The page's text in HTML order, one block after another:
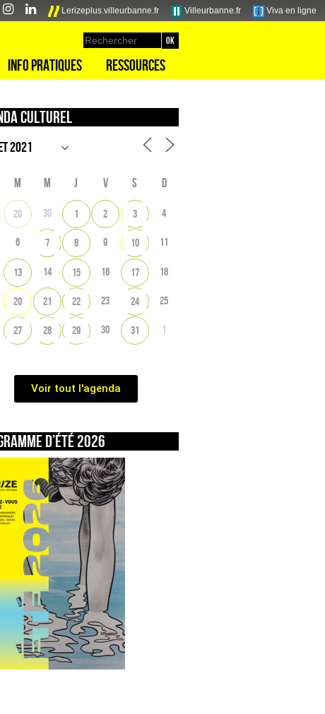
Lerizeplus.villeurbanne.fr Villeurbanne.fr Viva en ligne
Info pratiques Ressources
culturel
M M J V S D
29 30 1 2 3 4
6 7 8 9 10 11
13 14 15 16 17 18
20 21 22 23 24 25
27 28 29 30 31 1
Voir tout l'agenda
d’été 2026